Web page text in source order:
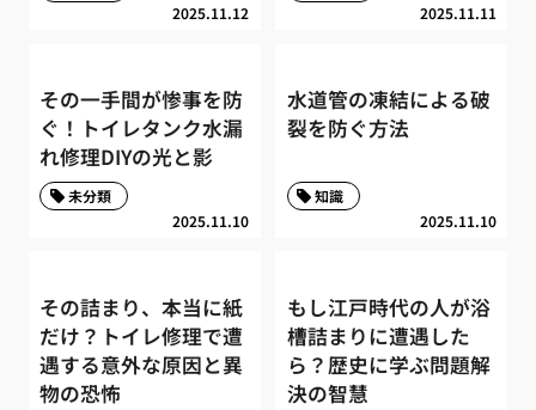
2025.11.12 2025.11.11
その一手間が惨事を防
ぐ！トイレタンク水漏
れ修理DIYの光と影
2025.11.10
未分類
水道管の凍結による破
裂を防ぐ方法
2025.11.10
知識
その詰まり、本当に紙
だけ？トイレ修理で遭
遇する意外な原因と異
物の恐怖
もし江戸時代の人が浴
槽詰まりに遭遇した
ら？歴史に学ぶ問題解
決の智慧